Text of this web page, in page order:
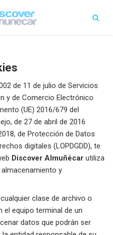
de 11 de julio de Servicios
y de Comercio Electrónico
(UE) 2016/679 del
de 27 de abril de 2016
de Protección de Datos
digitales (LOPDGDD), te
Discover Almuñécar utiliza
y
clase de archivo o
el equipo terminal de un
datos que podrán ser